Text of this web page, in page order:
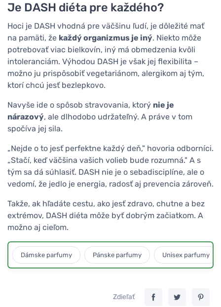
Je DASH diéta pre každého?
Hoci je DASH vhodná pre väčšinu ľudí, je dôležité mať
na pamäti, že každý organizmus je iný. Niekto môže
potrebovať viac bielkovín, iný má obmedzenia kvôli
intoleranciám. Výhodou DASH je však jej flexibilita –
možno ju prispôsobiť vegetariánom, alergikom aj tým,
ktorí chcú jesť bezlepkovo.
Navyše ide o spôsob stravovania, ktorý nie je
nárazový, ale dlhodobo udržateľný. A práve v tom
spočíva jej sila.
„Nejde o to jesť perfektne každý deň," hovoria odborníci.
„Stačí, keď väčšina vašich volieb bude rozumná." A s
tým sa dá súhlasiť. DASH nie je o sebadisciplíne, ale o
vedomí, že jedlo je energia, radosť aj prevencia zároveň.
Takže, ak hľadáte cestu, ako jesť zdravo, chutne a bez
extrémov, DASH diéta môže byť dobrým začiatkom. A
možno aj cieľom.
Dámske parfumy Pánske parfumy Unisex parfumy
Zdieľať